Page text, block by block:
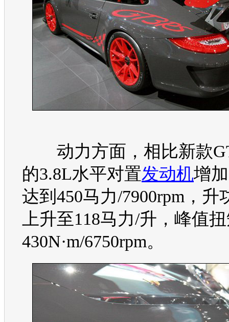
动力方面，相比新款
的3.8L水平对置发动机增
达到450马力/7900rpm，升
上升至118马力/升，峰值
430N·m/6750rpm。